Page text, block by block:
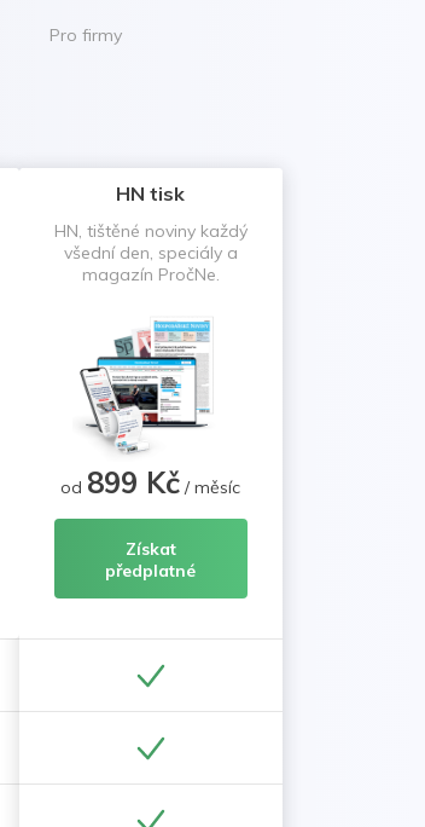
Pro firmy
HN tisk
HN, tištěné noviny každý
všední den, speciály a
magazín PročNe.
od 899 Kč / měsíc
Získat
předplatné